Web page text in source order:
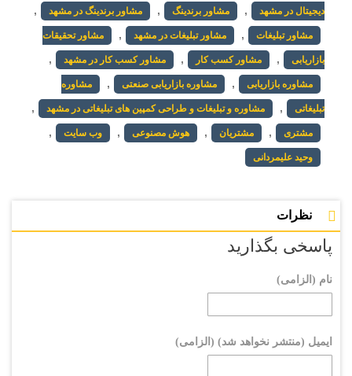
دیجیتال در مشهد , مشاور برندینگ , مشاور برندینگ در مشهد ,
مشاور تبلیغات , مشاور تبلیغات در مشهد , مشاور تحقیقات
بازاریابی , مشاور کسب کار , مشاور کسب کار در مشهد ,
مشاوره بازاریابی , مشاوره بازاریابی صنعتی , مشاوره
تبلیغاتی , مشاوره و تبلیغات و طراحی کمپین های تبلیغاتی در مشهد ,
مشتری , مشتریان , هوش مصنوعی , وب سایت ,
وحید علیمردانی
نظرات
پاسخی بگذارید
نام (الزامی)
ایمیل (منتشر نخواهد شد) (الزامی)